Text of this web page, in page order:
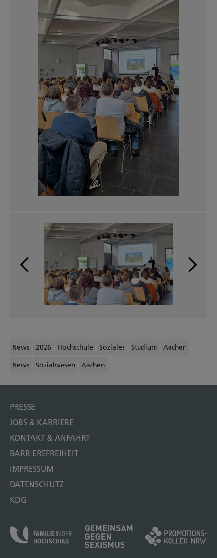
News 2026 Hochschule Soziales Studium Aachen
News Sozialwesen Aachen
PRESSE
JOBS & KARRIERE
KONTAKT & ANFAHRT
BARRIEREFREIHEIT
IMPRESSUM
DATENSCHUTZ
KDG